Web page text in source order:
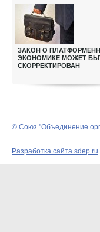
ЗАКОН О
ЭКОНОМИКЕ МОЖЕТ
СКОРРЕКТИРОВАН
© Союз "Объединение
Разработка сайта sdep.ru